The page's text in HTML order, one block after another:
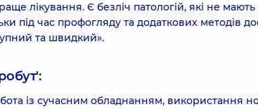
лікування. Є безліч патологій, які не
під час профогляду та додаткових методів
та швидкий».
із сучасним обладнанням, використання